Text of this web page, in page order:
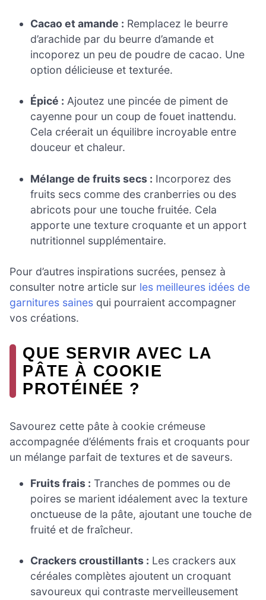
Cacao et amande : Remplacez le beurre
d’arachide par du beurre d’amande et
incoporez un peu de poudre de cacao. Une
option délicieuse et texturée.
Épicé : Ajoutez une pincée de piment de
cayenne pour un coup de fouet inattendu.
Cela créerait un équilibre incroyable entre
douceur et chaleur.
Mélange de fruits secs : Incorporez des
fruits secs comme des cranberries ou des
abricots pour une touche fruitée. Cela
apporte une texture croquante et un apport
nutritionnel supplémentaire.
Pour d’autres inspirations sucrées, pensez à
consulter notre article sur les meilleures idées de
garnitures saines qui pourraient accompagner
vos créations.
QUE SERVIR AVEC LA
PÂTE À COOKIE
PROTÉINÉE ?
Savourez cette pâte à cookie crémeuse
accompagnée d’éléments frais et croquants pour
un mélange parfait de textures et de saveurs.
Fruits frais : Tranches de pommes ou de
poires se marient idéalement avec la texture
onctueuse de la pâte, ajoutant une touche de
fruité et de fraîcheur.
Crackers croustillants : Les crackers aux
céréales complètes ajoutent un croquant
savoureux qui contraste merveilleusement